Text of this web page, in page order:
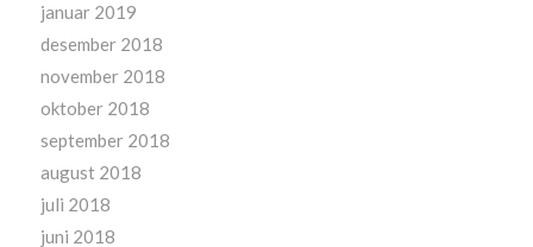
januar 2019
desember 2018
november 2018
oktober 2018
september 2018
august 2018
juli 2018
juni 2018